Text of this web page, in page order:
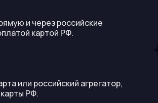
и через российские
картой РФ.
или российский агрегатор,
РФ.